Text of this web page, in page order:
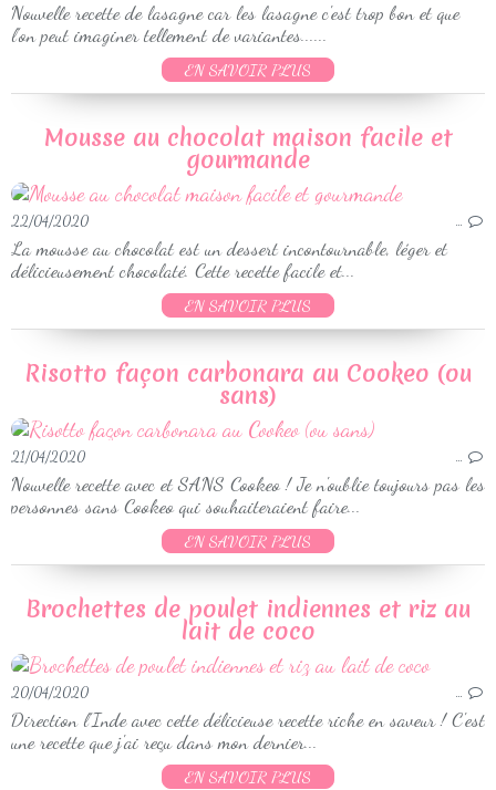
Nouvelle recette de lasagne car les lasagne c'est trop bon et que
l'on peut imaginer tellement de variantes......
EN SAVOIR PLUS
Mousse au chocolat maison facile et
gourmande
22/04/2020 …
La mousse au chocolat est un dessert incontournable, léger et
délicieusement chocolaté. Cette recette facile et...
EN SAVOIR PLUS
Risotto façon carbonara au Cookeo (ou
sans)
21/04/2020 …
Nouvelle recette avec et SANS Cookeo ! Je n'oublie toujours pas les
personnes sans Cookeo qui souhaiteraient faire...
EN SAVOIR PLUS
Brochettes de poulet indiennes et riz au
lait de coco
20/04/2020 …
Direction l'Inde avec cette délicieuse recette riche en saveur ! C'est
une recette que j'ai reçu dans mon dernier...
EN SAVOIR PLUS